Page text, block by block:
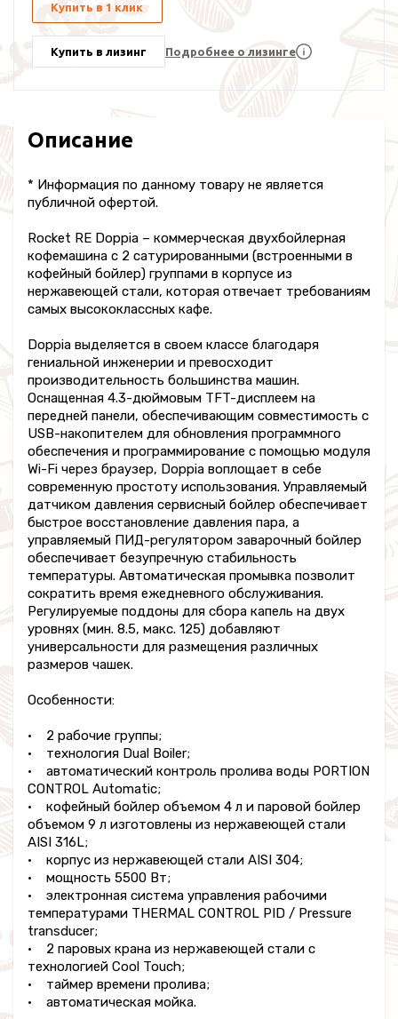
Купить в 1 клик
Купить в лизинг Подробнее о лизинге
Описание
* Информация по данному товару не является
публичной офертой.
Rocket RE Doppia – коммерческая двухбойлерная
кофемашина с 2 сатурированными (встроенными в
кофейный бойлер) группами в корпусе из
нержавеющей стали, которая отвечает требованиям
самых высококлассных кафе.
Doppia выделяется в своем классе благодаря
гениальной инженерии и превосходит
производительность большинства машин.
Оснащенная 4.3-дюймовым TFT-дисплеем на
передней панели, обеспечивающим совместимость с
USB-накопителем для обновления программного
обеспечения и программирование с помощью модуля
Wi-Fi через браузер, Doppia воплощает в себе
современную простоту использования. Управляемый
датчиком давления сервисный бойлер обеспечивает
быстрое восстановление давления пара, а
управляемый ПИД-регулятором заварочный бойлер
обеспечивает безупречную стабильность
температуры. Автоматическая промывка позволит
сократить время ежедневного обслуживания.
Регулируемые поддоны для сбора капель на двух
уровнях (мин. 8.5, макс. 125) добавляют
универсальности для размещения различных
размеров чашек.
Особенности:
• 2 рабочие группы;
• технология Dual Boiler;
• автоматический контроль пролива воды PORTION
CONTROL Automatic;
• кофейный бойлер объемом 4 л и паровой бойлер
объемом 9 л изготовлены из нержавеющей стали
AISI 316L;
• корпус из нержавеющей стали AISI 304;
• мощность 5500 Вт;
• электронная система управления рабочими
температурами THERMAL CONTROL PID / Pressure
transducer;
• 2 паровых крана из нержавеющей стали с
технологией Cool Touch;
• таймер времени пролива;
• автоматическая мойка.